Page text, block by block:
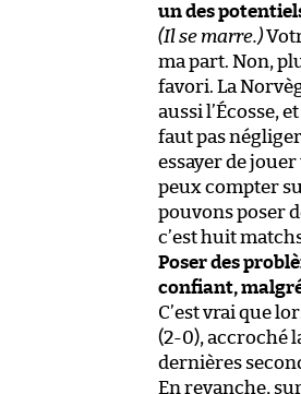
un des
(Il se marre.)
ma part. Non,
favori. La
aussi l’Écosse,
faut pas
essayer de
peux compter
pouvons poser
c’est huit
Poser des
confiant, malgré
C’est vrai que
(2-0), accroché
dernières
En revanche,